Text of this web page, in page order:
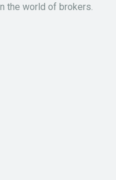
the world of brokers.